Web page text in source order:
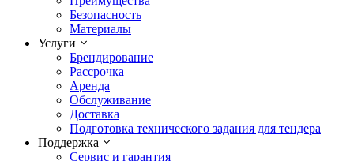
Безопасность
Материалы
Услуги
Брендирование
Рассрочка
Аренда
Обслуживание
Доставка
Подготовка технического задания для тендера
Поддержка
Сервис и гарантия